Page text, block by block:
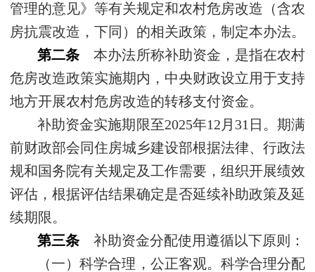
管理的意见》等有关规定和农村危房改造（含农
房抗震改造，下同）的相关政策，制定本办法。
第二条 本办法所称补助资金，是指在农村
危房改造政策实施期内，中央财政设立用于支持
地方开展农村危房改造的转移支付资金。
补助资金实施期限至2025年12月31日。期满
前财政部会同住房城乡建设部根据法律、行政法
规和国务院有关规定及工作需要，组织开展绩效
评估，根据评估结果确定是否延续补助政策及延
续期限。
第三条 补助资金分配使用遵循以下原则：
（一）科学合理，公正客观。科学合理分配